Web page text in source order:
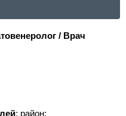
/ Врач
; район: